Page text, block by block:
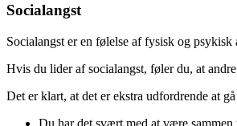
Socialangst
Socialangst er en følelse af fysisk og
Hvis du lider af socialangst, føler du, at
Det er klart, at det er ekstra udfordrende at
Du har det svært med at være sammen